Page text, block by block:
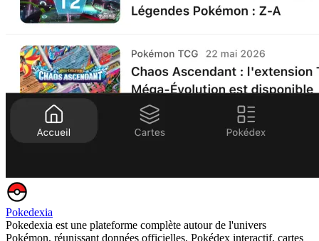
Pokedexia
Pokedexia est une plateforme complète autour de l'univers
Pokémon, réunissant données officielles, Pokédex interactif, cartes